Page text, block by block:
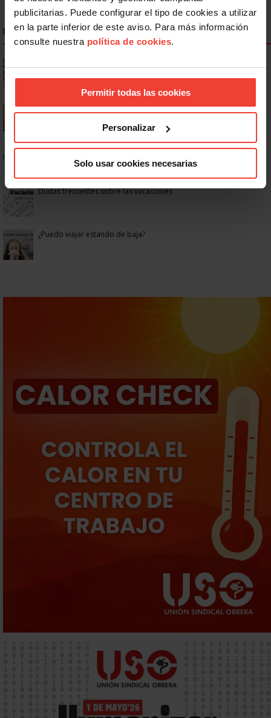
publicitarias. Puede configurar el tipo de cookies a utilizar
en la parte inferior de este aviso. Para más información
consulte nuestra política de cookies.
Permitir todas las cookies
Personalizar
Solo usar cookies necesarias
NOTICIAS MÁS LEÍDAS
Se actualizan las patologías para acceder a la jubilación
anticipada por discapacidad
No: si un festivo cae en sábado, no tienen por qué darte un día
Dudas frecuentes sobre las vacaciones
¿Puedo viajar estando de baja?